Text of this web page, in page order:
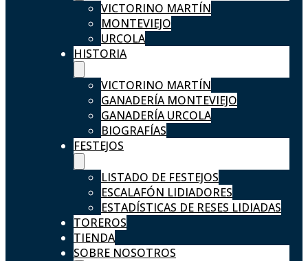
VICTORINO MARTÍN
MONTEVIEJO
URCOLA
HISTORIA
VICTORINO MARTÍN
GANADERÍA MONTEVIEJO
GANADERÍA URCOLA
BIOGRAFÍAS
FESTEJOS
LISTADO DE FESTEJOS
ESCALAFÓN LIDIADORES
ESTADÍSTICAS DE RESES LIDIADAS
TOREROS
TIENDA
SOBRE NOSOTROS